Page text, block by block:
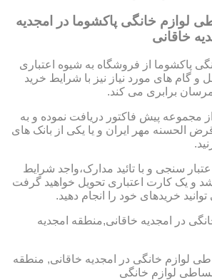
لوازم خانگی پاکشوما در امجدیه
خاقانی
پاکشوما از فروشگاه به شیوه اعتباری
گام های مورد نیاز نیز با شرایط خرید
برابری می کند.
مجموعه پیش فاکتور دریافت نموده و به
الحسنه مهر ایران و یا یکی از بانک های
سنجی و با تائید مدارک،واجد شرایط
شد و یک کارت اعتباری تحویل خواهید گرفت
خریدهای خود را انجام دهید.
در امجدیه خاقانی,منطقه امجدیه
لوازم خانگی در امجدیه خاقانی, منطقه
لوازم خانگی